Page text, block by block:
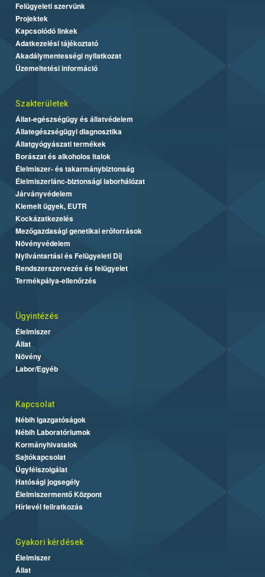
Felügyeleti szervünk
Projektek
Kapcsolódó linkek
Adatkezelési tájékoztató
Akadálymentességi nyilatkozat
Üzemeltetési információ
Szakterületek
Állat-egészségügy és állatvédelem
Állategészségügyi diagnosztika
Állatgyógyászati termékek
Borászat és alkoholos italok
Élelmiszer- és takarmánybiztonság
Élelmiszerlánc-biztonsági laborhálózat
Járványvédelem
Kiemelt ügyek, EUTR
Kockázatkezelés
Mezőgazdasági genetikai erőforrások
Növényvédelem
Nyilvántartási és Felügyeleti Díj
Rendszerszervezés és felügyelet
Termékpálya-ellenőrzés
Ügyintézés
Élelmiszer
Állat
Növény
Labor/Egyéb
Kapcsolat
Nébih Igazgatóságok
Nébih Laboratóriumok
Kormányhivatalok
Sajtókapcsolat
Ügyfélszolgálat
Hatósági jogsegély
Élelmiszermentő Központ
Hírlevél feliratkozás
Gyakori kérdések
Élelmiszer
Állat